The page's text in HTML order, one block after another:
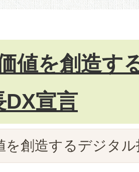
値を創造す
DX宣言
を創造するデジタ